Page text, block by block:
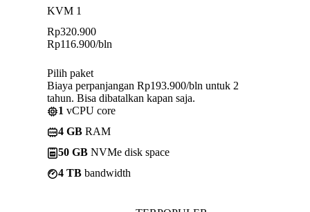
KVM 1
Rp320.900
Rp116.900/bln
Pilih paket
Biaya perpanjangan Rp193.900/bln untuk 2
tahun. Bisa dibatalkan kapan saja.
1 vCPU core
4 GB RAM
50 GB NVMe disk space
4 TB bandwidth